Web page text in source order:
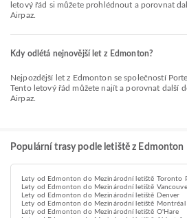
letový řád si můžete prohlédnout a porovnat
Airpaz.
Kdy odlétá nejnovější let z Edmonton?
Nejpozdější let z Edmonton se společností Porter Airlines odlétá v 23:50.
Tento letový řád můžete najít a porovnat další
Airpaz.
Populární trasy podle letiště z Edmonton
Lety od Edmonton do Mezinárodní letiště Toronto
Lety od Edmonton do Mezinárodní letiště
Lety od Edmonton do Mezinárodní letiště Denver
Lety od Edmonton do Mezinárodní letiště Montréal
Lety od Edmonton do Mezinárodní letiště O'Hare